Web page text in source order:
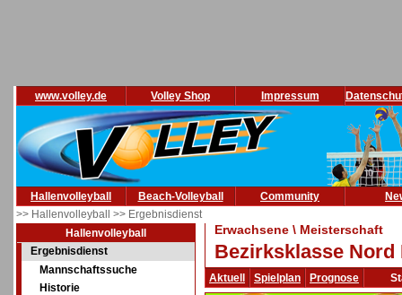
www.volley.de Volley Shop Impressum
Hallenvolleyball Beach-Volleyball Community
>> Hallenvolleyball >> Ergebnisdienst
Hallenvolleyball
Ergebnisdienst
Mannschaftssuche
Historie
Erwachsene \ Meisterschaft
Bezirksklasse Nord
Aktuell Spielplan Prognose